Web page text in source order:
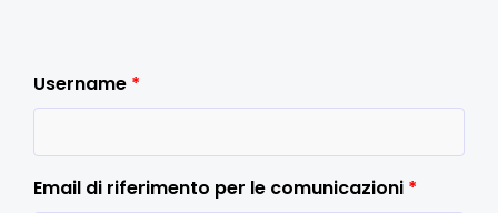
Username *
Email di riferimento per le comunicazioni *